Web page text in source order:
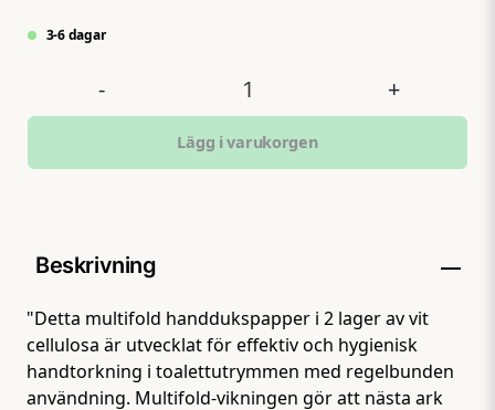
3-6 dagar
- +
Lägg i varukorgen
Beskrivning
"Detta multifold handdukspapper i 2 lager av vit
cellulosa är utvecklat för effektiv och hygienisk
handtorkning i toalettutrymmen med regelbunden
användning. Multifold-vikningen gör att nästa ark